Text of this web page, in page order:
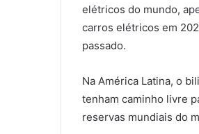
elétricos do mundo,
carros elétricos em
passado.
Na América Latina, o
tenham caminho livre
reservas mundiais do